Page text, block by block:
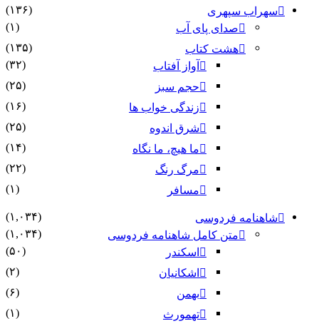
سهراب سپهری
(۱۳۶)
صدای پای آب
(۱)
هشت کتاب
(۱۳۵)
آواز آفتاب
(۳۲)
حجم سبز
(۲۵)
زندگی خواب ها
(۱۶)
شرق اندوه
(۲۵)
ما هیچ، ما نگاه
(۱۴)
مرگ رنگ
(۲۲)
مسافر
(۱)
شاهنامه فردوسی
(۱,۰۳۴)
متن کامل شاهنامه فردوسی
(۱,۰۳۴)
اسکندر
(۵۰)
اشکانیان
(۲)
بهمن
(۶)
تهمورث
(۱)